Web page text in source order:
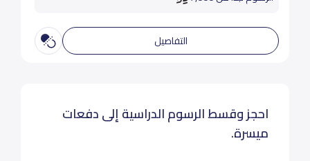
التفاصيل
احجز وقسط الرسوم الدراسية إلى دفعات
ميسرة.